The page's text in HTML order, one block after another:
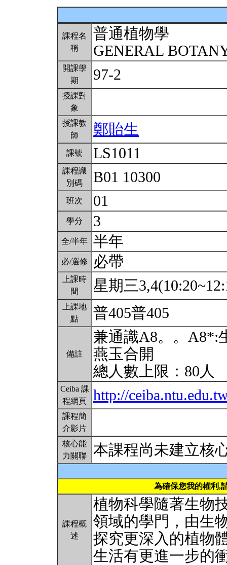
課程名
稱
普通植物學
GENERAL
開課學
期
97-2
授課對
象
授課教
師
鄭貽生
課號 LS1011
課程識
別碼
B01 10300
班次 01
學分 3
全/半年 半年
必/選修 必帶
上課時
間
星期三
上課地
點
普405普405
備註
兼通識A8。。A8*:
燕玉合開
總人數上限：80人
Ceiba 課
程網頁
http://
課程簡
介影片
核心能
力關聯
本課程尚未建立核
為確保您我的權利,
課程概
述
植物科學隨著生物
領域的學門，由生
探究更深入的植物
生活有更進一步的